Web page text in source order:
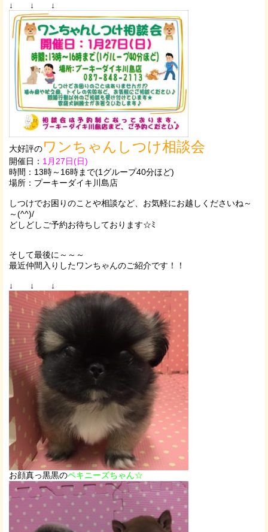
↓ ↓ ↓
大好評のワンちゃんしつけ相談会
開催日： 1月27日(日)
時間：13時～16時まで(1グループ40分ほど)
場所：プーキーダイキ川島店
しつけでお困りのことや相談など、お気軽にお越しくださいね～
～(^^)/
どしどしご予約お待ちしております☆ﾐ
そして最後に～～～
最近仲間入りしたワンちゃんのご紹介です！！
↓ ↓ ↓
お顔真っ黒黒のペキニーズちゃん☆